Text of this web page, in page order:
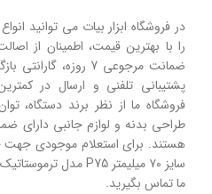
در فروشگاه ابزار بیات می توانید
را با بهترین قیمت، اطمینان از
پشتیبانی تلفنی و ارسال در
فروشگاه ما از نظر برند دستگاه،
طراحی بدنه و لوازم جانبی دارای
هستند. برای استعلام موجودی جهت
ما تماس بگیرید.